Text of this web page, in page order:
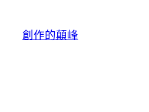
創作的顛峰